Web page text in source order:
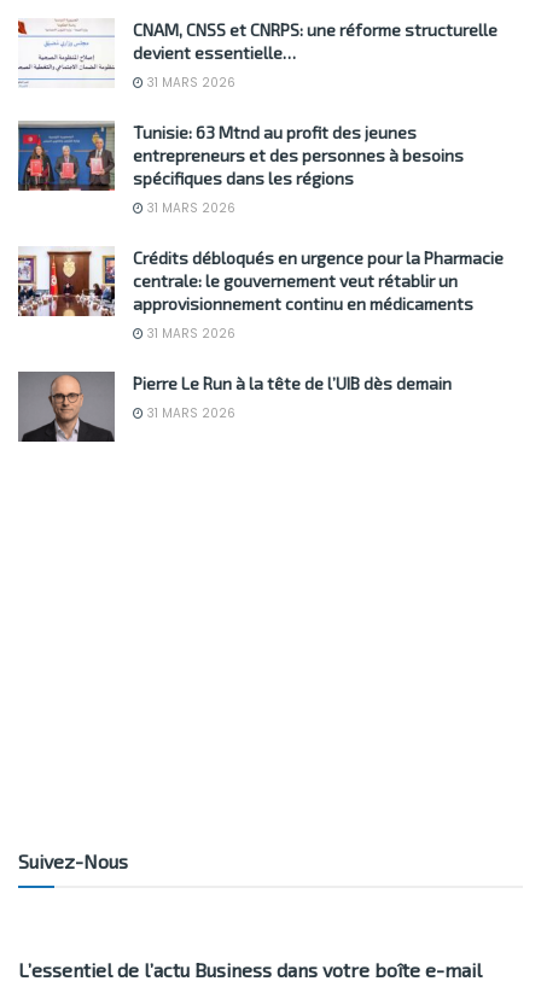
CNAM, CNSS et CNRPS: une réforme structurelle
devient essentielle…
31 MARS 2026
Tunisie: 63 Mtnd au profit des jeunes
entrepreneurs et des personnes à besoins
spécifiques dans les régions
31 MARS 2026
Crédits débloqués en urgence pour la Pharmacie
centrale: le gouvernement veut rétablir un
approvisionnement continu en médicaments
31 MARS 2026
Pierre Le Run à la tête de l’UIB dès demain
31 MARS 2026
Suivez-Nous
L’essentiel de l’actu Business dans votre boîte e-mail